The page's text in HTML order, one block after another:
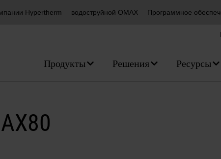
Hypertherm водоструйной OMAX Программное
Продукты Решения Ресурсы